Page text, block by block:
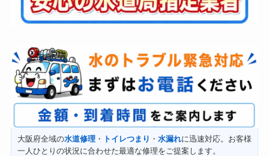
大阪府全域の水道修理・ トイレつまり ・ 水漏れに迅速対応。お客様
一人ひとりの状況に合わせた最適な修理をご提案します。